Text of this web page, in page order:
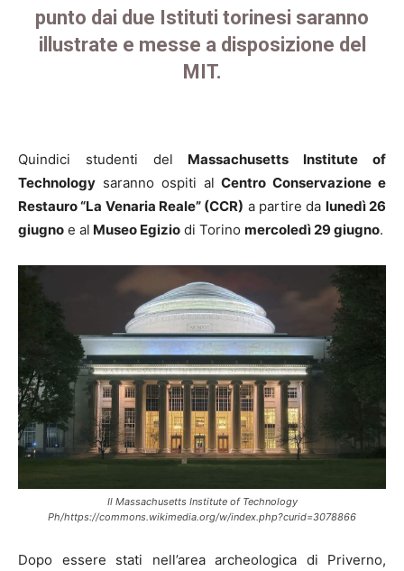
punto dai due Istituti torinesi saranno
illustrate e messe a disposizione del
MIT.
Quindici studenti del Massachusetts Institute of
Technology saranno ospiti alCentro Conservazione e
Restauro “La Venaria Reale” (CCR) a partire da lunedì 26
giugno e al Museo Egizio di Torino mercoledì 29 giugno.
Il Massachusetts Institute of Technology
Ph/https://commons.wikimedia.org/w/index.php?curid=3078866
Dopo essere stati nell’area archeologica di Priverno,